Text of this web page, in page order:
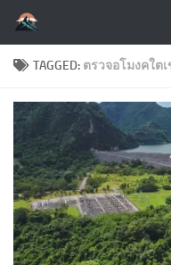
Skip to content
TAGGED: ตรวจอโมงคใต